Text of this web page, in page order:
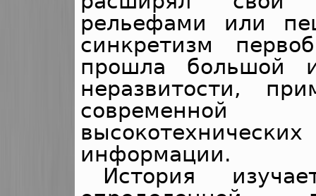
рельефами или
синкретизм
прошла большой
неразвитости,
информации.
История